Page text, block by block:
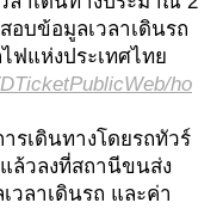
อบข้อมูลเวลาเดินรถ
ฟแห่งประเทศไทย
ho
รเดินทางโดยรถทัวร์
ล้วลงที่สถานีขนส่ง
วลาเดินรถ และค่า